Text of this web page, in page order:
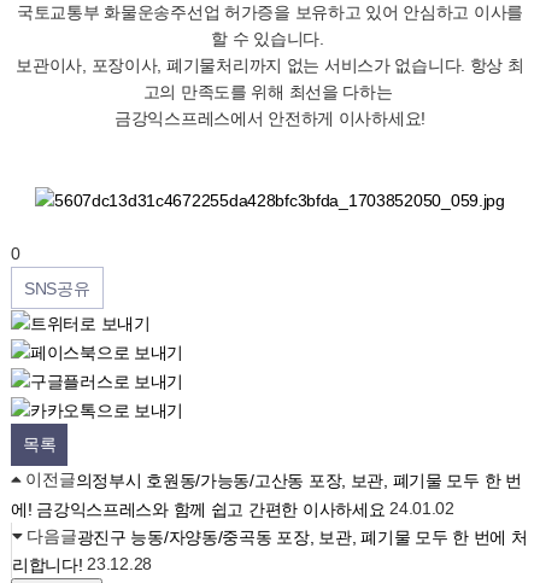
국토교통부 화물운송주선업 허가증을 보유하고 있어 안심하고 이사를
할 수 있습니다.
보관이사, 포장이사, 폐기물처리까지 없는 서비스가 없습니다. 항상 최
고의 만족도를 위해 최선을 다하는
금강익스프레스에서 안전하게 이사하세요!
0
SNS공유
목록
이전글의정부시 호원동/가능동/고산동 포장, 보관, 폐기물 모두 한 번
에! 금강익스프레스와 함께 쉽고 간편한 이사하세요 24.01.02
다음글광진구 능동/자양동/중곡동 포장, 보관, 폐기물 모두 한 번에 처
리합니다! 23.12.28